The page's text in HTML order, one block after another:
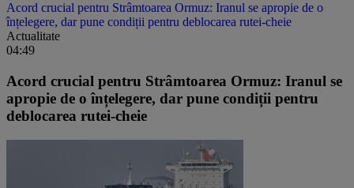
Acord crucial pentru Strâmtoarea Ormuz: Iranul se apropie de o
înțelegere, dar pune condiții pentru deblocarea rutei-cheie
Actualitate
04:49
Acord crucial pentru Strâmtoarea Ormuz: Iranul se
apropie de o înțelegere, dar pune condiții pentru
deblocarea rutei-cheie